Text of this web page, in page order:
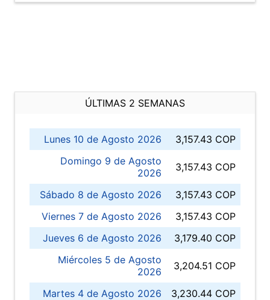
ÚLTIMAS 2 SEMANAS
Lunes 10 de Agosto 2026
3,157.43 COP
Domingo 9 de Agosto
2026
3,157.43 COP
Sábado 8 de Agosto 2026
3,157.43 COP
Viernes 7 de Agosto 2026
3,157.43 COP
Jueves 6 de Agosto 2026
3,179.40 COP
Miércoles 5 de Agosto
2026
3,204.51 COP
Martes 4 de Agosto 2026
3,230.44 COP